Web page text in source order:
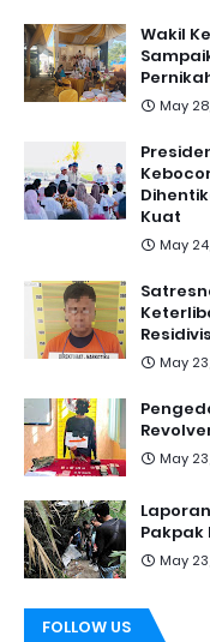
Wakil
May
Kuat
May
May
May
Pakpak
May
FOLLOW US